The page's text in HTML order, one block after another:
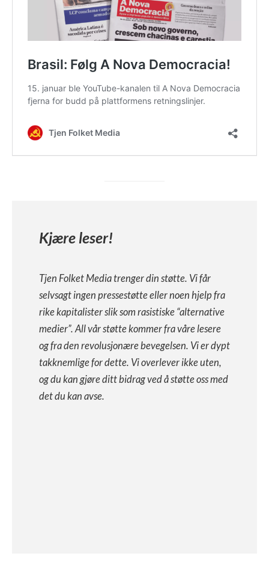
Kjære leser!
Tjen Folket Media trenger din støtte. Vi får
selvsagt ingen pressestøtte eller noen hjelp fra
rike kapitalister slik som rasistiske “alternative
medier”. All vår støtte kommer fra våre lesere
og fra den revolusjonære bevegelsen. Vi er dypt
takknemlige for dette. Vi overlever ikke uten,
og du kan gjøre ditt bidrag ved å støtte oss med
det du kan avse.